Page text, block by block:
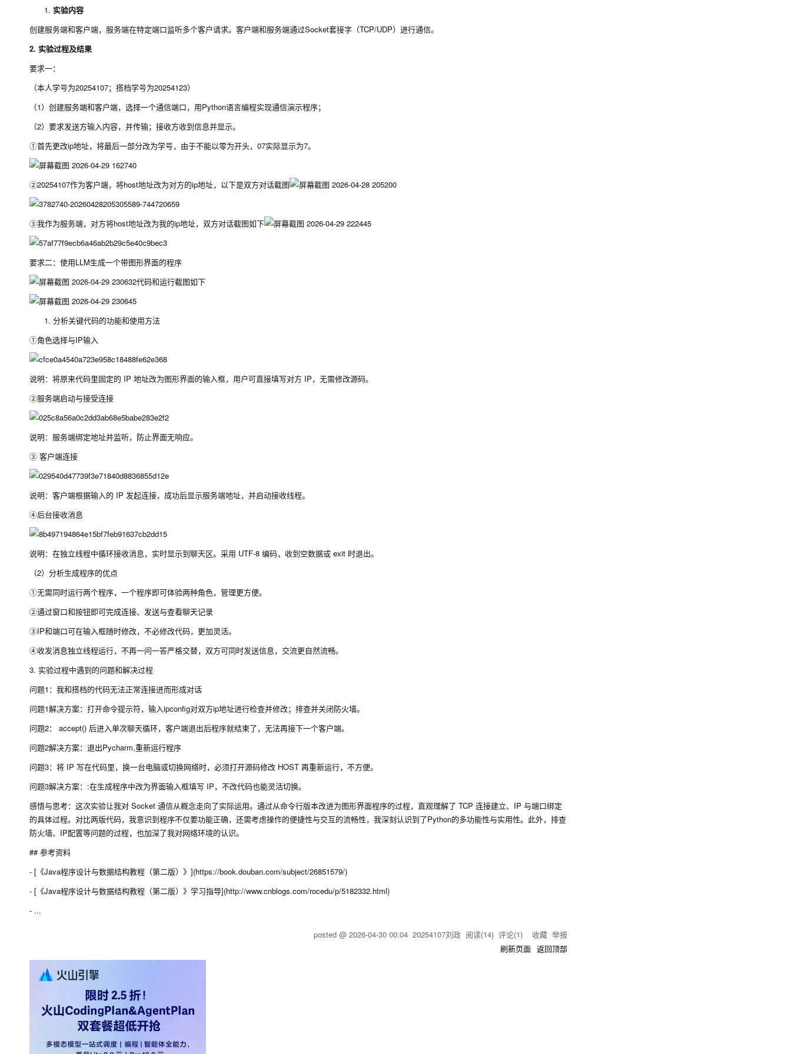
实验内容
创建服务端和客户端，服务端在特定端口监听多个客户请求。客户端和服务端通过Socket套接字（TCP/UDP）进行通信。
2. 实验过程及结果
要求一：
（本人学号为20254107；搭档学号为20254123）
（1）创建服务端和客户端，选择一个通信端口，用Python语言编程实现通信演示程序；
（2）要求发送方输入内容，并传输；接收方收到信息并显示。
①首先更改ip地址，将最后一部分改为学号，由于不能以零为开头，07实际显示为7。
②20254107作为客户端，将host地址改为对方的ip地址，以下是双方对话截图
③我作为服务端，对方将host地址改为我的ip地址，双方对话截图如下
要求二：使用LLM生成一个带图形界面的程序
代码和运行截图如下
分析关键代码的功能和使用方法
①角色选择与IP输入
说明：将原来代码里固定的 IP 地址改为图形界面的输入框，用户可直接填写对方 IP，无需修改源码。
②服务端启动与接受连接
说明：服务端绑定地址并监听，防止界面无响应。
③ 客户端连接
说明：客户端根据输入的 IP 发起连接，成功后显示服务端地址，并启动接收线程。
④后台接收消息
说明：在独立线程中循环接收消息，实时显示到聊天区。采用 UTF-8 编码，收到空数据或 exit 时退出。
（2）分析生成程序的优点
①无需同时运行两个程序，一个程序即可体验两种角色，管理更方便。
②通过窗口和按钮即可完成连接、发送与查看聊天记录
③IP和端口可在输入框随时修改，不必修改代码，更加灵活。
④收发消息独立线程运行，不再一问一答严格交替，双方可同时发送信息，交流更自然流畅。
3. 实验过程中遇到的问题和解决过程
问题1：我和搭档的代码无法正常连接进而形成对话
问题1解决方案：打开命令提示符，输入ipconfig对双方ip地址进行检查并修改；排查并关闭防火墙。
问题2： accept() 后进入单次聊天循环，客户端退出后程序就结束了，无法再接下一个客户端。
问题2解决方案：退出Pycharm,重新运行程序
问题3：将 IP 写在代码里，换一台电脑或切换网络时，必须打开源码修改 HOST 再重新运行，不方便。
问题3解决方案：:在生成程序中改为界面输入框填写 IP，不改代码也能灵活切换。
感悟与思考：这次实验让我对 Socket 通信从概念走向了实际运用。通过从命令行版本改进为图形界面程序的过程，直观理解了 TCP 连接建立、IP 与端口绑定
的具体过程。对比两版代码，我意识到程序不仅要功能正确，还需考虑操作的便捷性与交互的流畅性，我深刻认识到了Python的多功能性与实用性。此外，排查
防火墙、IP配置等问题的过程，也加深了我对网络环境的认识。
## 参考资料
- [《Java程序设计与数据结构教程（第二版）》](https://book.douban.com/subject/26851579/)
- [《Java程序设计与数据结构教程（第二版）》学习指导](http://www.cnblogs.com/rocedu/p/5182332.html)
- ...
posted @ 2026-04-30 00:04 20254107刘政 阅读(14) 评论(1) 收藏 举报
刷新页面 返回顶部